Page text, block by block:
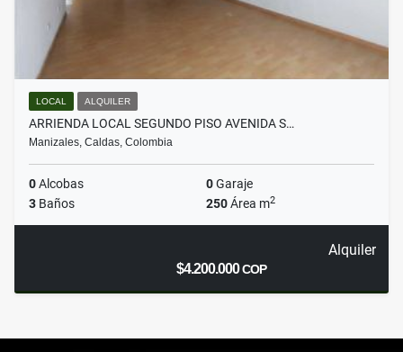
LOCAL ALQUILER
ARRIENDA LOCAL SEGUNDO PISO AVENIDA S…
Manizales, Caldas, Colombia
0Alcobas 0Garaje
3 Baños 250Área m2
Alquiler
$4.200.000COP